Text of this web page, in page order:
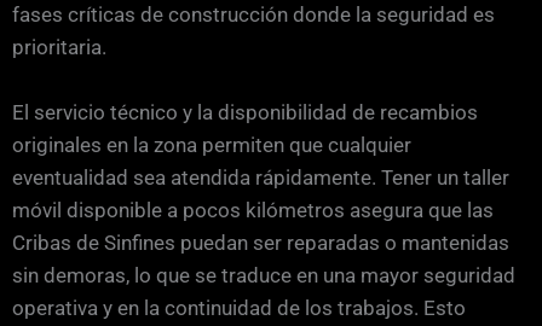
fases críticas de construcción donde la seguridad es
prioritaria.
El servicio técnico y la disponibilidad de recambios
originales en la zona permiten que cualquier
eventualidad sea atendida rápidamente. Tener un taller
móvil disponible a pocos kilómetros asegura que las
Cribas de Sinfines puedan ser reparadas o mantenidas
sin demoras, lo que se traduce en una mayor seguridad
operativa y en la continuidad de los trabajos. Esto